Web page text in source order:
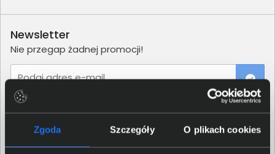
Zgoda Szczegóły O plikach cookies
Newsletter
Nie przegap żadnej promocji!
Podaj adres e-mail